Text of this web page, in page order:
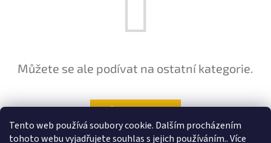
Tento web používá soubory cookie. Dalším procházením
tohoto webu vyjadřujete souhlas s jejich používáním.. Více
Můžete se ale podívat na ostatní kategorie.
ZPĚT DO OBCHODU